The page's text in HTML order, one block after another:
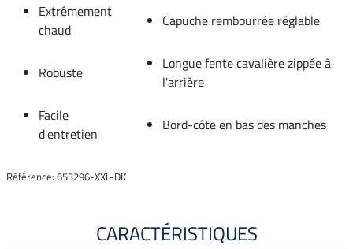
Extrêmement
chaud
Capuche rembourrée réglable
Robuste
Longue fente cavalière zippée à
l'arrière
Facile
d'entretien
Bord-côte en bas des manches
Référence: 653296-XXL-DK
CARACTÉRISTIQUES